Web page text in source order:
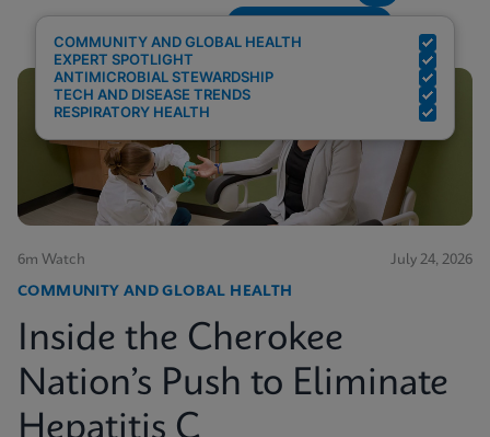
COMMUNITY AND GLOBAL HEALTH
EXPERT SPOTLIGHT
ANTIMICROBIAL STEWARDSHIP
TECH AND DISEASE TRENDS
RESPIRATORY HEALTH
6m Watch July 24, 2026
COMMUNITY AND GLOBAL HEALTH
Inside the Cherokee
Nation’s Push to Eliminate